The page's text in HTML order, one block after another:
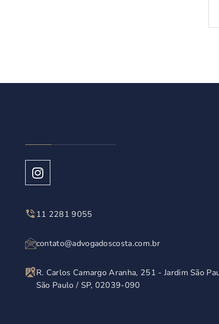
11 2281 9055
contato@advogadoscosta.com.br
R. Carlos Camargo Aranha, 251 - Jardim São
São Paulo / SP, 02039-090